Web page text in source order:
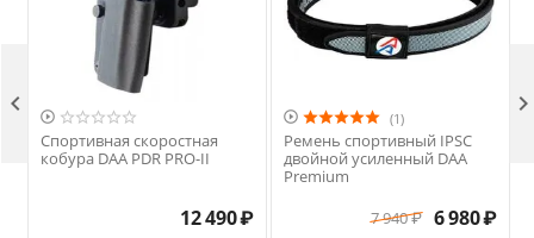

Спортивная скоростная
кобура DAA PDR PRO-II
12 490₽
 (1)
Ремень спортивный IPSC
двойной усиленный DAA
Premium
7 940₽ 6 980₽
